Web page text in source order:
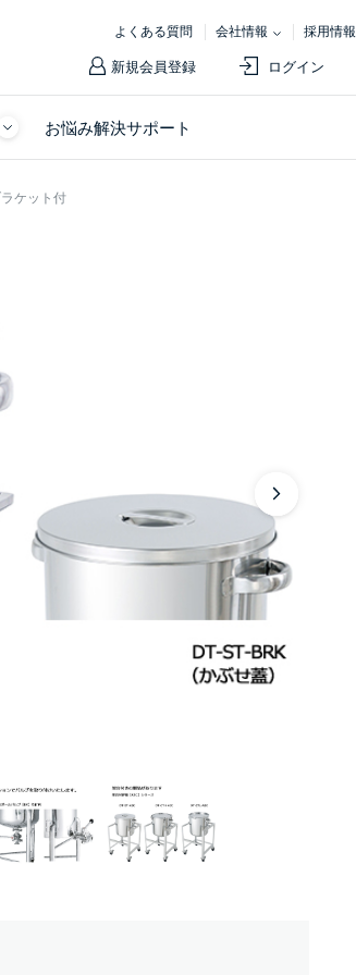
よくある質問 会社情報 採用情報
新規会員登録 ログイン
お悩み解決サポート
ケット付